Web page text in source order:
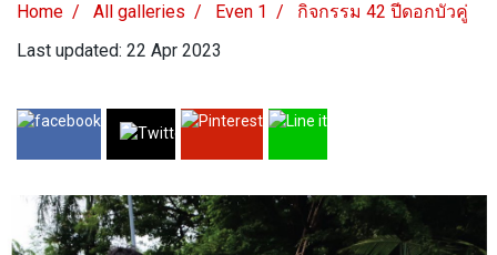
Home All galleries Even 1
กิจกรรม 42 ปีดอกบัวคู่
Last updated: 22 Apr 2023